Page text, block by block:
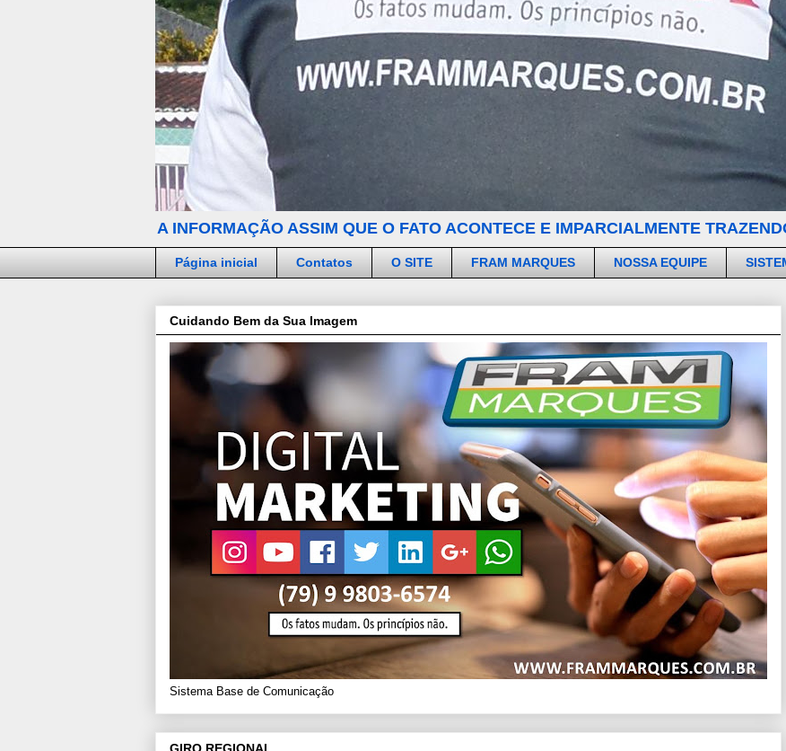
A INFORMAÇÃO ASSIM QUE O FATO ACONTECE E IMPARCIALMENTE
Página inicial Contatos O SITE FRAM MARQUES NOSSA EQUIPE
Cuidando Bem da Sua Imagem
Sistema Base de Comunicação
GIRO REGIONAL